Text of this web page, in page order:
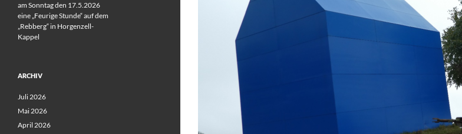
am Sonntag den 17.5.2026
eine „Feurige Stunde“ auf dem
„Rebberg“ in Horgenzell-
Kappel
ARCHIV
Juli 2026
Mai 2026
April 2026